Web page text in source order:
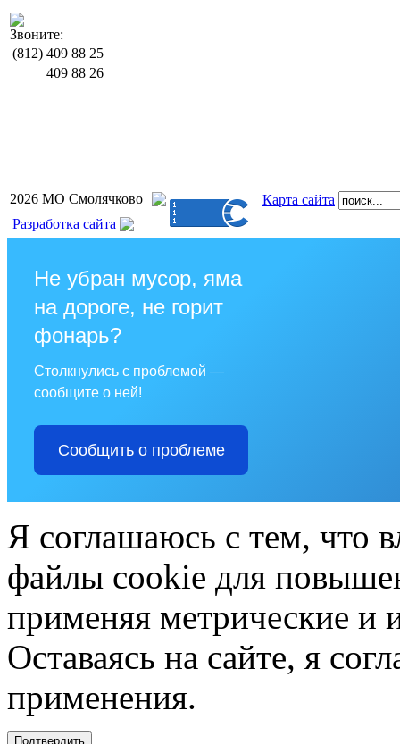
Звоните:
(812) 409 88 25
409 88 26
2026 МО Смолячково
Карта сайта
Разработка сайта
Не убран мусор, яма
на дороге, не горит
фонарь?
Столкнулись с проблемой —
сообщите о ней!
Сообщить о проблеме
Я соглашаюсь с тем, что
файлы cookie для
применяя метрические и
Оставаясь на сайте, я
применения.
Подтвердить